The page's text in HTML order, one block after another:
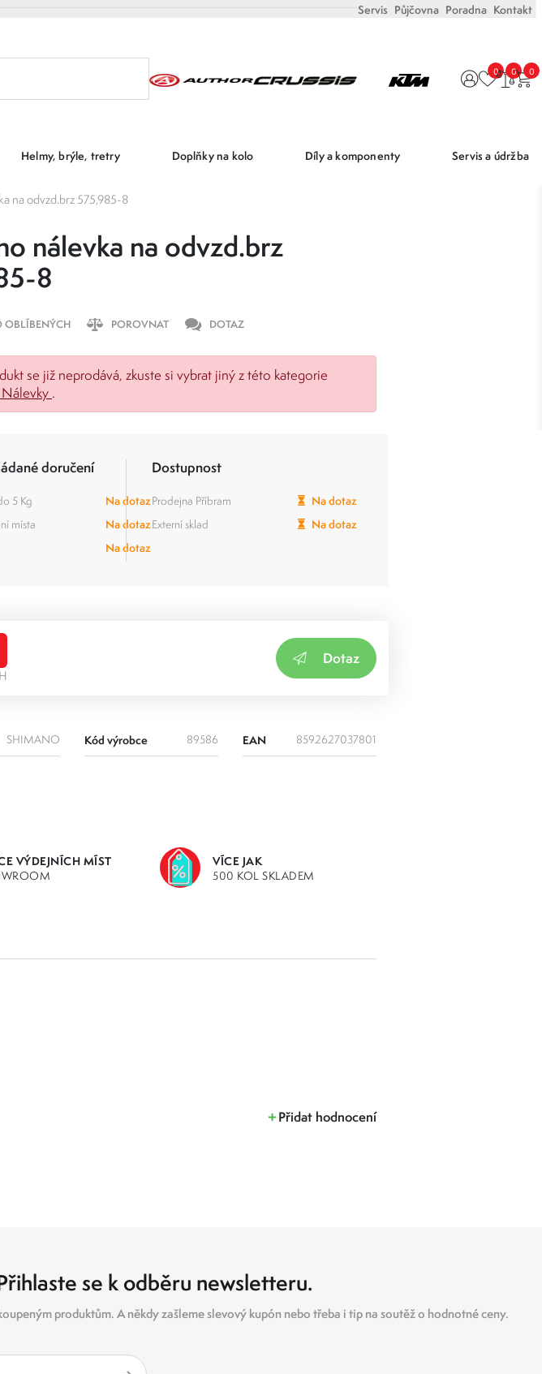
Servis Půjčovna Poradna Kontakt
0 0 0
Helmy, brýle, tretry Doplňky na kolo Díly a komponenty Servis a údržba
na odvzd.brz 575,985-8
nálevka na odvzd.brz
8
OBLÍBENÝCH POROVNAT DOTAZ
se již neprodává, zkuste si vybrat jiný z této kategorie
.
doručení
5 Kg
Na dotaz
místa
Na dotaz
Na dotaz
Dostupnost
Prodejna Příbram
Na dotaz
Externí sklad
Na dotaz
Dotaz
SHIMANO Kód výrobce 89586 EAN 8592627037801
VÝDEJNÍCH MÍST VÍCE JAK
500 KOL SKLADEM
Přidat hodnocení
se k odběru newsletteru.
produktům. A někdy zašleme slevový kupón nebo třeba i tip na soutěž o hodnotné ceny.